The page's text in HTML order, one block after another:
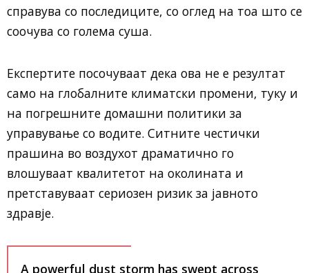
справува со последиците, со оглед на тоа што се
соочува со голема суша.
Експертите посочуваат дека ова не е резултат
само на глобалните климатски промени, туку и
на погрешните домашни политики за
управување со водите. Ситните честички
прашина во воздухот драматично го
влошуваат квалитетот на околината и
претставуваат сериозен ризик за јавното
здравје.
A powerful dust storm has swept across